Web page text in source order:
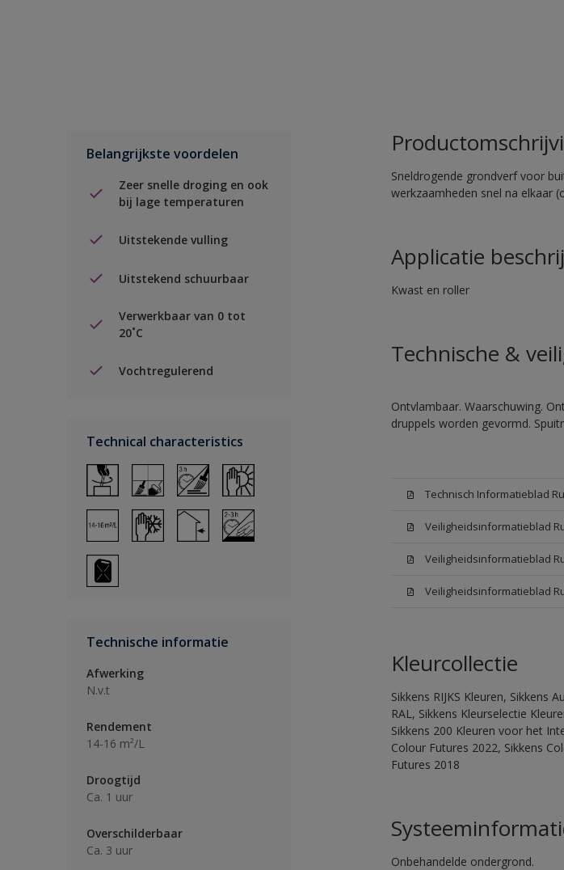
Belangrijkste voordelen
Zeer snelle droging en ook
bij lage temperaturen
Uitstekende vulling
Uitstekend schuurbaar
Verwerkbaar van 0 tot
20˚C
Vochtregulerend
Technical characteristics
Technische informatie
Afwerking
N.v.t
Rendement
14-16 m²/L
Droogtijd
Ca. 1 uur
Overschilderbaar
Ca. 3 uur
Sneldrogende grondverf voor
werkzaamheden snel na elkaar
Applicatie
Kwast en roller
Technische &
Ontvlambaar. Waarschuwing.
druppels worden gevormd.
Technisch Informatieblad
Veiligheidsinformatieblad
Veiligheidsinformatieblad
Veiligheidsinformatieblad
Kleurcollectie
Sikkens RIJKS Kleuren, Sikkens
RAL, Sikkens Kleurselectie
Sikkens 200 Kleuren voor het
Colour Futures 2022, Sikkens
Futures 2018
Onbehandelde ondergrond.